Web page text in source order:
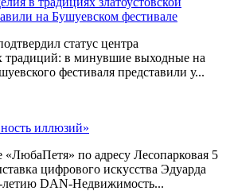
на Бушуевском фестивале
статус центра
традиций: в минувшие выходные на
фестиваля представили у...
иллюзий»
«ЛюбаПетя» по адресу Лесопарковая 5
цифрового искусства Эдуарда
DAN-Недвижимость...